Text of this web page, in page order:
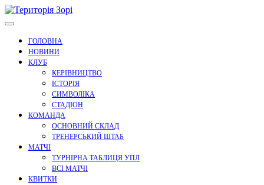
Перейти
до
ГОЛОВНА
НОВИНИ
КЛУБ
КЕРІВНИЦТВО
ІСТОРІЯ
СИМВОЛІКА
СТАДІОН
КОМАНДА
ОСНОВНИЙ СКЛАД
ТРЕНЕРСЬКИЙ ШТАБ
МАТЧІ
ТУРНІРНА ТАБЛИЦЯ УПЛ
ВСІ МАТЧІ
КВИТКИ